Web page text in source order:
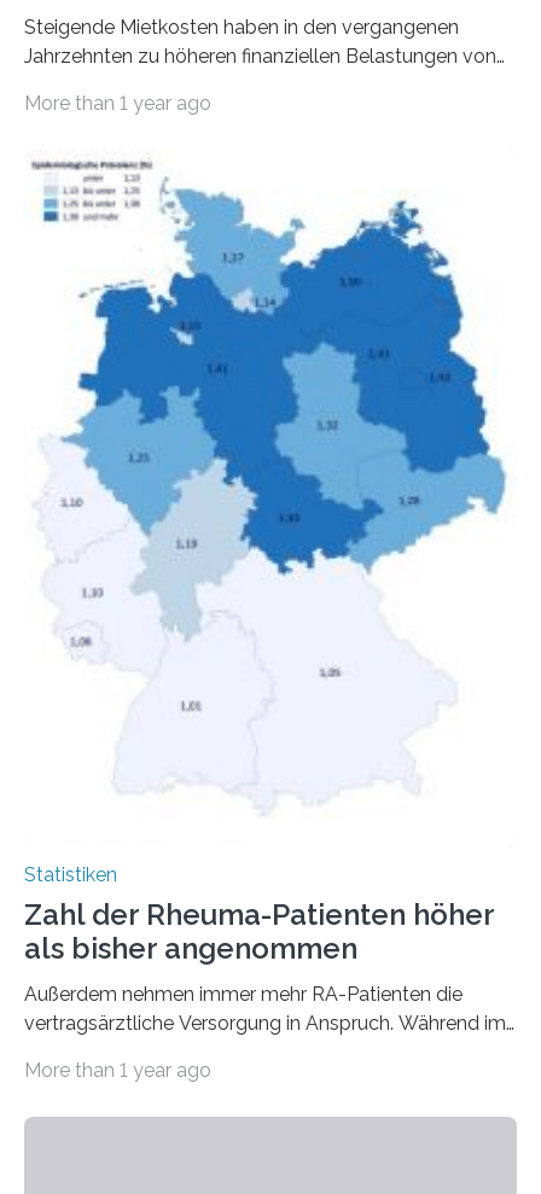
Steigende Mietkosten haben in den vergangenen
Jahrzehnten zu höheren finanziellen Belastungen von
Bundesinstitut für Bevölkerungsforschung (BiB)
gesamten Einkommen zwischen 1990 und 2020 für
unterschiedliche Einkommensgruppen sowie für in
Deutschland geborene Menschen und Zugewanderte
verändert hat. Das Ergebnis: Während Personen mit
hohen Einkommen (oberstes Quintil der Verteilung der
Nettoäquivalenzeinkommen) nur einen moderaten
Anstieg des Mietanteils am Gesamteinkommen
hinnehmen mussten, nahm die Belastung bei
Menschen mit…
More than 1 year ago
Statistiken
Zahl der Rheuma-Patienten höher
als bisher angenommen
Außerdem nehmen immer mehr RA-Patienten die
vertragsärztliche Versorgung in Anspruch. Während im
More than 1 year ago